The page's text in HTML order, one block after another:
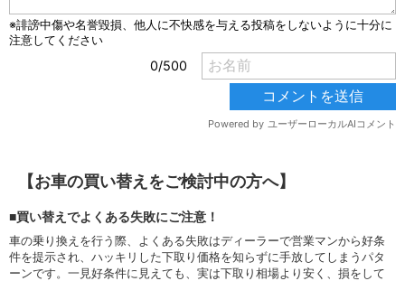
【お車の買い替えをご検討中の方へ】
■買い替えでよくある失敗にご注意！
車の乗り換えを行う際、よくある失敗はディーラーで営業マンから好条
件を提示され、ハッキリした下取り価格を知らずに手放してしまうパタ
ーンです。一見好条件に見えても、実は下取り相場より安く、損をして